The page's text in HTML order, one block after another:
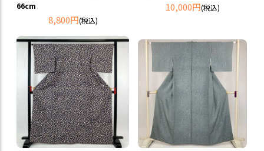
66cm
8,800円(税込)
10,000円(税込)